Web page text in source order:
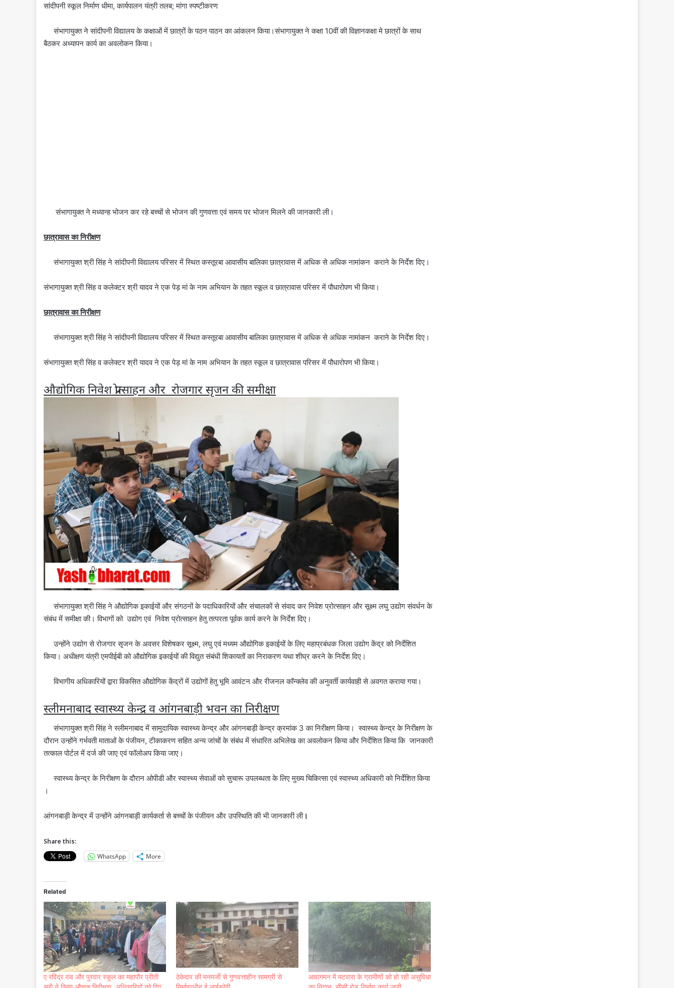
सांदीपनी स्कूल निर्माण धीमा, कार्यपालन यंत्री तलब; मांगा स्पष्टीकरण
संभागायुक्‍त ने सांदीपनी विद्यालय के कक्षाओं में छात्रों के पठन पाठन का आंकलन किया।संभागायुक्‍त ने कक्षा 10वीं की विज्ञानकक्षा मे छात्रों के साथ
बैठकर अध्‍यापन कार्य का अवलोकन किया।
संभागायुक्‍त ने मध्‍यान्‍ह भोजन कर रहे बच्‍चों से भोजन की गुणवत्ता एवं समय पर भोजन मिलने की जानकारी ली।
छात्रावास का निरीक्षण
संभागायुक्‍त श्री सिंह ने सांदीपनी विद्यालय परिसर में स्थित कस्‍तूरबा आवासीय बालिका छात्रावास में अधिक से अधिक नामांकन कराने के निर्देश दिए।
संभागायुक्‍त श्री सिंह व कलेक्‍टर श्री यादव ने एक पेड़ मां के नाम अभियान के तहत स्‍कूल व छात्रावास परिसर में पौधारोपण भी किया।
छात्रावास का निरीक्षण
संभागायुक्‍त श्री सिंह ने सांदीपनी विद्यालय परिसर में स्थित कस्‍तूरबा आवासीय बालिका छात्रावास में अधिक से अधिक नामांकन कराने के निर्देश दिए।
संभागायुक्‍त श्री सिंह व कलेक्‍टर श्री यादव ने एक पेड़ मां के नाम अभियान के तहत स्‍कूल व छात्रावास परिसर में पौधारोपण भी किया।
औद्योगिक निवेश प्रोत्साहन और रोजगार सृजन की समीक्षा
संभागायुक्‍त श्री सिंह ने औद्योगिक इकाईयों और संगठनों के पदाधिकारियों और संचालकों से संवाद कर निवेश प्रोत्साहन और सूक्ष्म लघु उद्योग संवर्धन के
संबंध में समीक्षा की। विभागों को उद्योग एवं निवेश प्रोत्साहन हेतु तत्परता पूर्वक कार्य करने के निर्देश दिए।
उन्‍होंने उद्योग से रोजगार सृजन के अवसर विशेषकर सूक्ष्‍म, लघु एवं मध्‍यम औद्योगिक इकाईयों के लिए महाप्रबंधक जिला उद्योग केंद्र को निर्देशित
किया। अधीक्षण यंत्री एमपीईबी को औद्योगिक इकाईयों की विद्युत संबंधी शिकायतों का निराकरण यथा शीघ्र करने के निर्देश दिए।
विभागीय अधिकारियों द्वारा विकसित औद्योगिक केंद्रों में उद्योगों हेतु भूमि आवंटन और रीजनल कॉन्क्लेव की अनुवर्ती कार्यवाही से अवगत कराया गया।
स्‍लीमनाबादस्‍वास्‍थ्‍य केन्‍द्र व आंगनबाड़ी भवन का निरीक्षण
संभागायुक्‍त श्री सिंह ने स्‍लीमनाबाद में सामुदायिक स्‍वास्‍थ्‍य केन्‍द्र और आंगनबाड़ी केन्‍द्र क्रमांक 3 का निरीक्षण किया। स्‍वास्‍थ्‍य केन्‍द्र के निरीक्षण के
दौरान उन्‍होंने गर्भवती माताओं के पंजीयन, टीकाकरण सहित अन्‍य जांचों के संबंध में संधारित अभिलेख का अवलोकन किया और निर्देशित किया कि जानकारी
तत्‍काल पोर्टल में दर्ज की जाए एवं फॉलोअप किया जाए।
स्‍वास्‍थ्‍य केन्‍द्र के निरीक्षण के दौरान ओपीडी और स्वास्थ्य सेवाओं को सुचारू उपलब्धता के लिए मुख्य चिकित्सा एवं स्वास्थ्य अधिकारी को निर्देशित किया
।
आंगनबाड़ी केन्‍द्र में उन्‍होंने आंगनबाड़ी कार्यकर्ता से बच्‍चों के पंजीयन और उपस्थिति की भी जानकारी ली।
Share this:
WhatsApp
More
Related
ए रविंद्र राव और पुरवार स्कूल का महापौर प्रीती
ठेकेदार की मनमर्जी से गुणवत्ताहीन सामग्री से
आवागमन में मटवारा के ग्रामीणों को हो रही असुविधा